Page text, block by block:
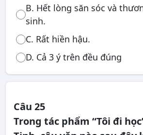
B. Hết lòng săn sóc và
sinh.
C. Rất hiền hậu.
D. Cả 3 ý trên đều đúng
Câu 25
Trong tác phẩm “Tôi đi